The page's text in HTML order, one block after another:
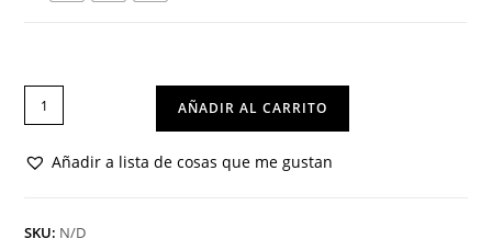
SILLA
CÓRDOBA
cantidad
AÑADIR AL CARRITO
Añadir a lista de cosas que me gustan
SKU: N/D